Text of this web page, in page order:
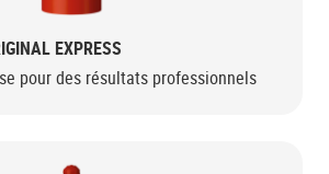
EXPRESS
pour des résultats professionnels